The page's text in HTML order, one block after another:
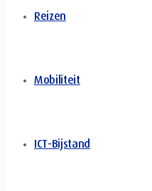
Reizen
Mobiliteit
ICT-Bijstand